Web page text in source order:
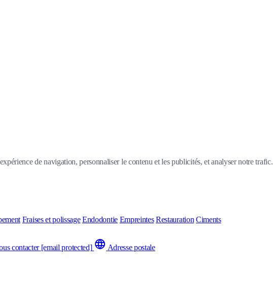
de navigation, personnaliser le contenu et les publicités, et analyser notre trafic.
Fraises et polissage Endodontie Empreintes Restauration Ciments
contacter [email protected] Adresse postale